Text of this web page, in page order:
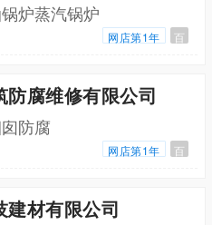
炉蒸汽锅炉
网店第1年 百
腐维修有限公司
防腐
网店第1年 百
建材有限公司